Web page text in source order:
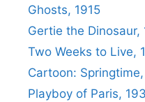
Ghosts, 1915
Gertie the Dinosaur,
Two Weeks to Live,
Cartoon:
Playboy of Paris,